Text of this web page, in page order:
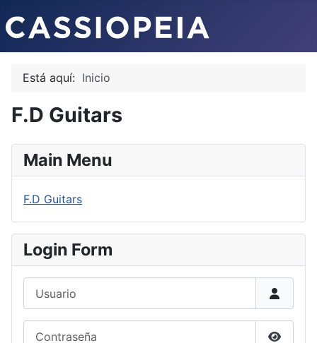
Está aquí: Inicio
F.D Guitars
Main Menu
F.D Guitars
Login Form